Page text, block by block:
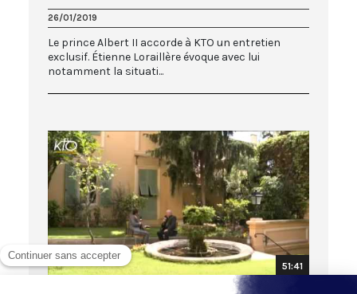
26/01/2019
Le prince Albert II accorde à KTO un entretien
exclusif. Étienne Loraillère évoque avec lui
notamment la situati...
51:41